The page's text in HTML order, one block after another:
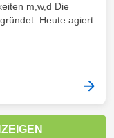
m,w,d Die
Heute agiert